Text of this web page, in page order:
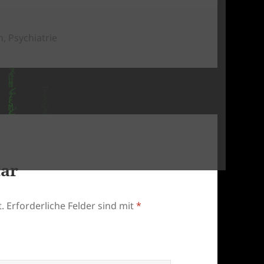
Erforderliche Felder sind mit*